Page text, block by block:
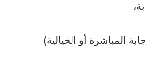
المباشرة أو الخيالية)